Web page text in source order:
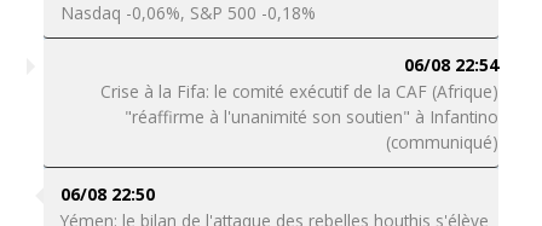
Nasdaq -0,06%, S&P 500 -0,18%
06/08 22:54
Crise à la Fifa: le comité exécutif de la CAF (Afrique)
"réaffirme à l'unanimité son soutien" à Infantino
(communiqué)
06/08 22:50
Yémen: le bilan de l'attaque des rebelles houthis s'élève